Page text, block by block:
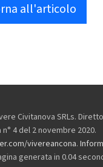
all'articolo
Civitanova SRLs.
n° 4 del 2 novembre 2020.
vivereancona.
generata in 0.04